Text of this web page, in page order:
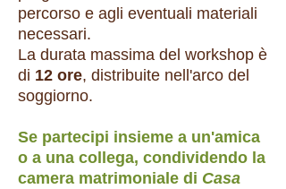
percorso e agli eventuali materiali
necessari.
La durata massima del workshop è
di 12 ore, distribuite nell'arco del
soggiorno.
Se partecipi insieme a un'amica
o a una collega, condividendo la
camera matrimoniale di Casa